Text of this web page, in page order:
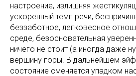
настроение, излишняя
ускоренный темп речи,
беззаботное, легковесное
среде, безосновательная
ничего не стоит (а иногда даже
вершину горы. В дальнейшем
состояние сменяется упадком